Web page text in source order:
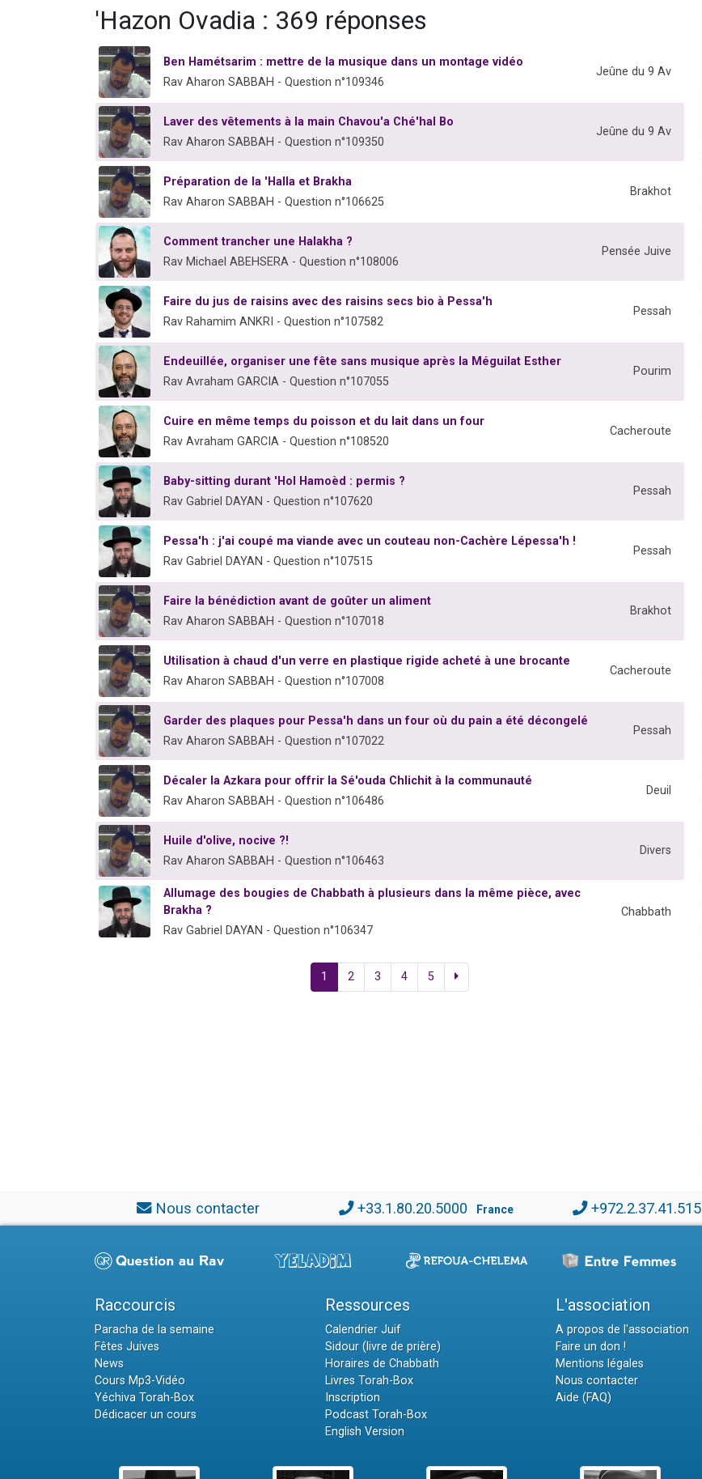
'Hazon Ovadia : 369 réponses
Ben Hamétsarim : mettre de la musique dans un montage vidéo
Rav Aharon SABBAH - Question n°109346
Jeûne du 9 Av
Laver des vêtements à la main Chavou'a Ché'hal Bo
Rav Aharon SABBAH - Question n°109350
Jeûne du 9 Av
Préparation de la 'Halla et Brakha
Rav Aharon SABBAH - Question n°106625
Brakhot
Comment trancher une Halakha ?
Rav Michael ABEHSERA - Question n°108006
Pensée Juive
Faire du jus de raisins avec des raisins secs bio à Pessa'h
Rav Rahamim ANKRI - Question n°107582
Pessah
Endeuillée, organiser une fête sans musique après la Méguilat Esther
Rav Avraham GARCIA - Question n°107055
Pourim
Cuire en même temps du poisson et du lait dans un four
Rav Avraham GARCIA - Question n°108520
Cacheroute
Baby-sitting durant 'Hol Hamoèd : permis ?
Rav Gabriel DAYAN - Question n°107620
Pessah
Pessa'h : j'ai coupé ma viande avec un couteau non-Cachère Lépessa'h !
Rav Gabriel DAYAN - Question n°107515
Pessah
Faire la bénédiction avant de goûter un aliment
Rav Aharon SABBAH - Question n°107018
Brakhot
Utilisation à chaud d'un verre en plastique rigide acheté à une brocante
Rav Aharon SABBAH - Question n°107008
Cacheroute
Garder des plaques pour Pessa'h dans un four où du pain a été décongelé
Rav Aharon SABBAH - Question n°107022
Pessah
Décaler la Azkara pour offrir la Sé'ouda Chlichit à la communauté
Rav Aharon SABBAH - Question n°106486
Deuil
Huile d'olive, nocive ?!
Rav Aharon SABBAH - Question n°106463
Divers
Allumage des bougies de Chabbath à plusieurs dans la même pièce, avec
Brakha ?
Rav Gabriel DAYAN - Question n°106347
Chabbath
1 2 3 4 5
Nous contacter +33.1.80.20.5000 France +972.2.37.41.515
Raccourcis
Paracha de la semaine
Fêtes Juives
News
Cours Mp3-Vidéo
Yéchiva Torah-Box
Dédicacer un cours
Ressources
Calendrier Juif
Sidour (livre de prière)
Horaires de Chabbath
Livres Torah-Box
Inscription
Podcast Torah-Box
English Version
L'association
A propos de l'association
Faire un don !
Mentions légales
Nous contacter
Aide (FAQ)